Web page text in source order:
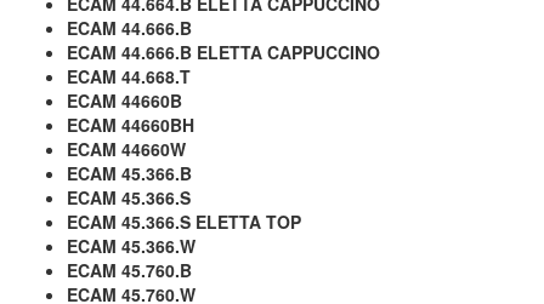
ECAM 44.666.B
ECAM 44.666.B ELETTA CAPPUCCINO
ECAM 44.668.T
ECAM 44660B
ECAM 44660BH
ECAM 44660W
ECAM 45.366.B
ECAM 45.366.S
ECAM 45.366.S ELETTA TOP
ECAM 45.366.W
ECAM 45.760.B
ECAM 45.760.W